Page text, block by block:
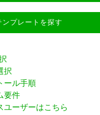
ンプレートを探す
択
ール手順
要件
ユーザーはこちら